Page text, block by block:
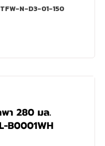
โต๊ะทำงาน 3 ลิ้นชัก 150×60 cm รุ่น TFW-N-D3-01-150